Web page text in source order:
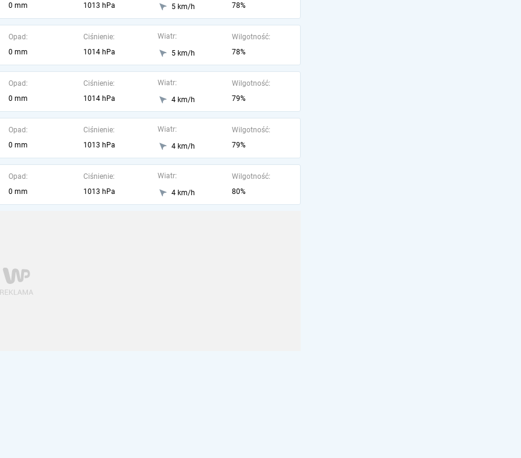
0 mm
1013 hPa
5 km/h
78%
Opad:
0 mm
Ciśnienie:
1014 hPa
Wiatr:
5 km/h
Wilgotność:
78%
Opad:
0 mm
Ciśnienie:
1014 hPa
Wiatr:
4 km/h
Wilgotność:
79%
Opad:
0 mm
Ciśnienie:
1013 hPa
Wiatr:
4 km/h
Wilgotność:
79%
Opad:
0 mm
Ciśnienie:
1013 hPa
Wiatr:
4 km/h
Wilgotność:
80%